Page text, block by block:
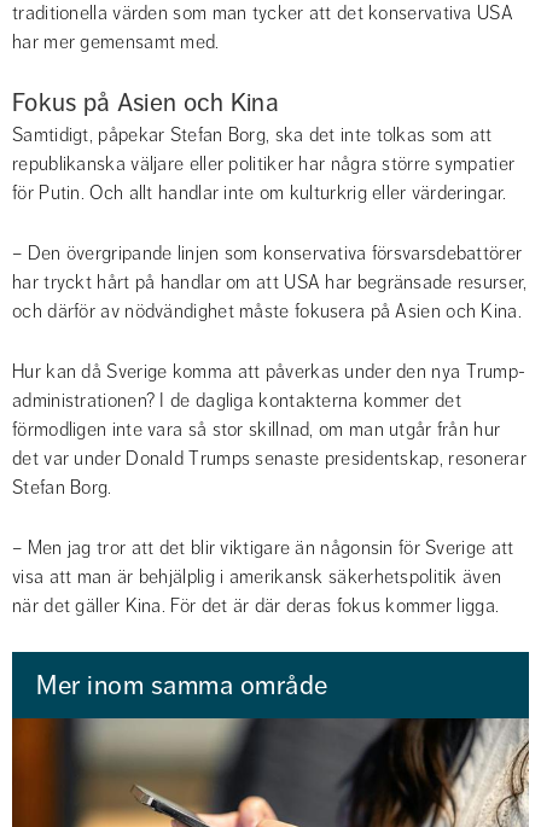
traditionella värden som man tycker att det konservativa USA
har mer gemensamt med.
Fokus på Asien och Kina
Samtidigt, påpekar Stefan Borg, ska det inte tolkas som att
republikanska väljare eller politiker har några större sympatier
för Putin. Och allt handlar inte om kulturkrig eller värderingar.
– Den övergripande linjen som konservativa försvarsdebattörer
har tryckt hårt på handlar om att USA har begränsade resurser,
och därför av nödvändighet måste fokusera på Asien och Kina.
Hur kan då Sverige komma att påverkas under den nya Trump-
administrationen? I de dagliga kontakterna kommer det
förmodligen inte vara så stor skillnad, om man utgår från hur
det var under Donald Trumps senaste presidentskap, resonerar
Stefan Borg.
– Men jag tror att det blir viktigare än någonsin för Sverige att
visa att man är behjälplig i amerikansk säkerhetspolitik även
när det gäller Kina. För det är där deras fokus kommer ligga.
Mer inom samma område